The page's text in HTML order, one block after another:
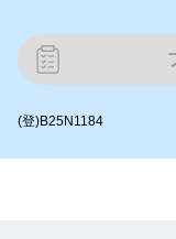
(登)B25N1184